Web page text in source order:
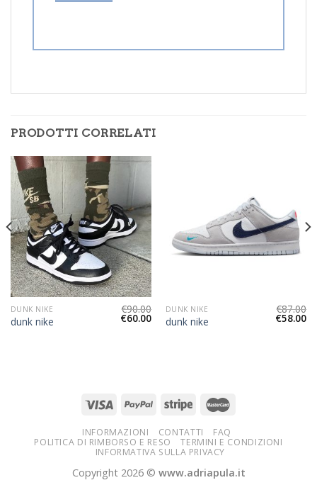
PRODOTTI CORRELATI
DUNK NIKE
dunk nike
€90.00
€60.00
DUNK NIKE
dunk nike
€87.00
€58.00
INFORMAZIONI CONTATTI
FAQ
POLITICA DI RIMBORSO E RESO
TERMINI E CONDIZIONI
INFORMATIVA SULLA PRIVACY
Copyright 2026 © www.adriapula.it